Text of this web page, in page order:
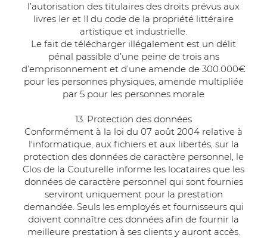
l’autorisation des titulaires des droits prévus aux
livres Ier et II du code de la propriété littéraire
artistique et industrielle.
Le fait de télécharger illégalement est un délit
pénal passible d’une peine de trois ans
d’emprisonnement et d’une amende de 300.000€
pour les personnes physiques, amende multipliée
par 5 pour les personnes morale
13. Protection des données
Conformément à la loi du 07 août 2004 relative à
l'informatique, aux fichiers et aux libertés, sur la
protection des données de caractère personnel, le
Clos de la Couturelle informe les locataires que les
données de caractère personnel qui sont fournies
serviront uniquement pour la prestation
demandée. Seuls les employés et fournisseurs qui
doivent connaître ces données afin de fournir la
meilleure prestation à ses clients y auront accès.